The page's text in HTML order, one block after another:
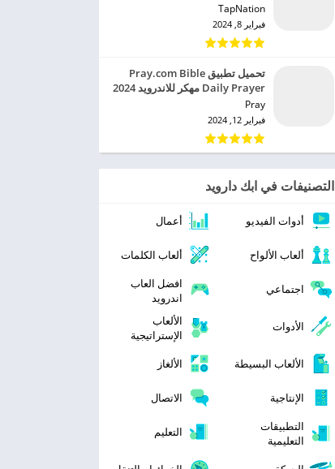
TapNation‏
فبراير 8, 2024
تحميل تطبيق Pray.com Bible
Daily Prayer مهكر للاندرويد 2024
Pray‏
فبراير 12, 2024
التصنيفات في ابك دارويد
أدوات الفيديو أعمال
ألعاب الألواح ألعاب الكلمات
اجتماعي
افضل العاب
اندرويد
الأدوات
الألعاب
الإستراتيجية
الألعاب البسيطة
الألغاز
الإنتاجية
الاتصال
التطبيقات
التعليمية
التعليم